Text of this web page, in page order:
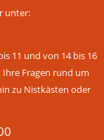
unter:
11 und von 14 bis 16
Fragen rund um
zu Nistkästen oder